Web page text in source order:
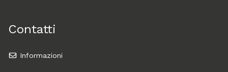
Contatti
Informazioni